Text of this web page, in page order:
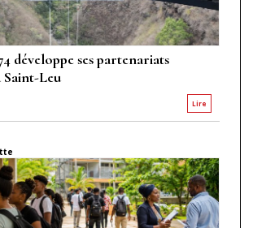
développe ses partenariats
Saint-Leu
Lire